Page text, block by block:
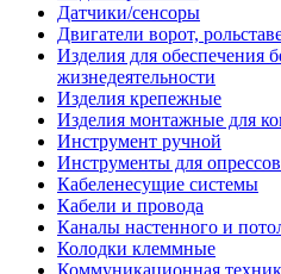
Датчики/сенсоры
Двигатели ворот,
Изделия для обеспечения
жизнедеятельности
Изделия крепежные
Изделия монтажные для
Инструмент ручной
Инструменты для
Кабеленесущие системы
Кабели и провода
Каналы настенного и
Колодки клеммные
Коммуникационная